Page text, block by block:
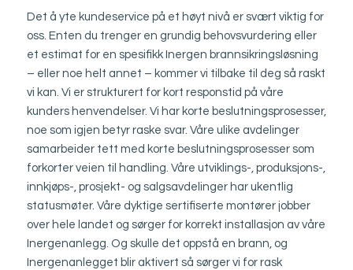
Det å yte kundeservice på et høyt nivå er svært viktig for
oss. Enten du trenger en grundig behovsvurdering eller
et estimat for en spesifikk Inergen brannsikringsløsning
– eller noe helt annet – kommer vi tilbake til deg så raskt
vi kan. Vi er strukturert for kort responstid på våre
kunders henvendelser. Vi har korte beslutningsprosesser,
noe som igjen betyr raske svar. Våre ulike avdelinger
samarbeider tett med korte beslutningsprosesser som
forkorter veien til handling. Våre utviklings-, produksjons-,
innkjøps-, prosjekt- og salgsavdelinger har ukentlig
statusmøter. Våre dyktige sertifiserte montører jobber
over hele landet og sørger for korrekt installasjon av våre
Inergenanlegg. Og skulle det oppstå en brann, og
Inergenanlegget blir aktivert så sørger vi for rask